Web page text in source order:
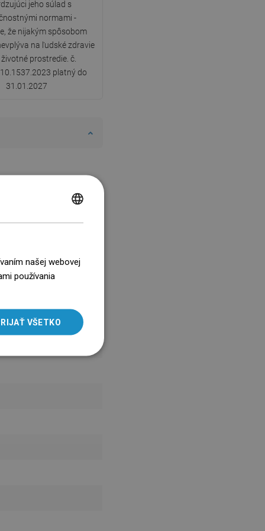
jeho súlad s
normami -
že nijakým spôsobom
na ľudské zdravie
prostredie. č.
platný do
31.01.2027
LITHUANIAN
ROMANIAN
našej webovej
používania
VŠETKO